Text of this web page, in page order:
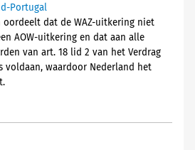
Portugal
oordeelt dat de WAZ-uitkering niet
AOW-uitkering en dat aan alle
van art. 18 lid 2 van het Verdrag
voldaan, waardoor Nederland het